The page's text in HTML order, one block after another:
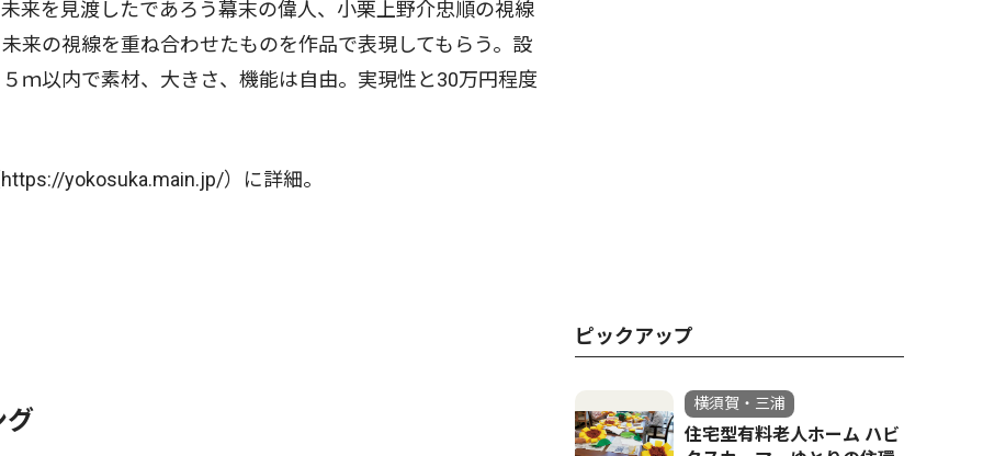
を見渡したであろう幕末の偉人、小栗上野介忠順の視線
来の視線を重ね合わせたものを作品で表現してもらう。設
ｍ以内で素材、大きさ、機能は自由。実現性と30万円程度
yokosuka.main.jp/）に詳細。
グ
ピックアップ
横須賀・三浦
住宅型有料老人ホーム ハビ